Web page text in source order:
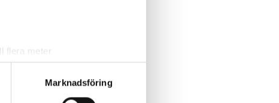
flera meter
. Du kan ändra
Marknadsföring